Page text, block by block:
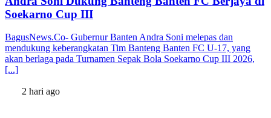
Soekarno Cup III
BagusNews.Co- Gubernur Banten Andra Soni melepas dan
mendukung keberangkatan Tim Banteng Banten FC U-17, yang
akan berlaga pada Turnamen Sepak Bola Soekarno Cup III 2026,
[...]
2 hari ago